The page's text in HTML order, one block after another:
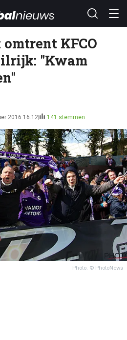
KFCO
"Kwam
2016 16:12 141 stemmen
Photo: © PhotoNews